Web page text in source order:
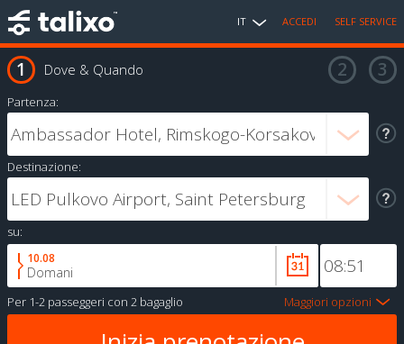
IT ACCEDI SELF SERVICE
Dove & Quando
Partenza:
Destinazione:
su:
10.08
Domani
Per 1-2 passeggeri con 2 bagaglio Maggiori opzioni